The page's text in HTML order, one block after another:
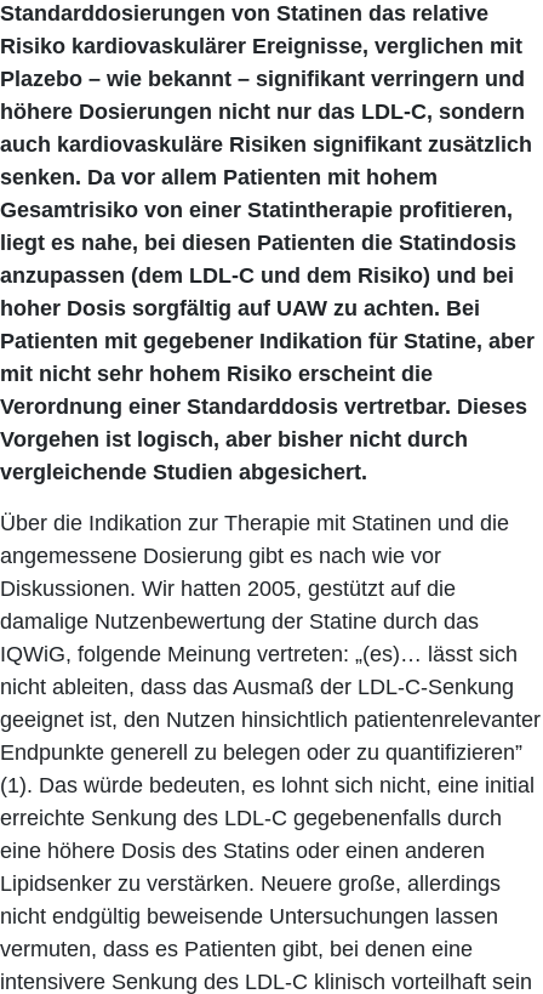
Standarddosierungen von Statinen das relative
Risiko kardiovaskulärer Ereignisse, verglichen mit
Plazebo – wie bekannt – signifikant verringern und
höhere Dosierungen nicht nur das LDL-C, sondern
auch kardiovaskuläre Risiken signifikant zusätzlich
senken. Da vor allem Patienten mit hohem
Gesamtrisiko von einer Statintherapie profitieren,
liegt es nahe, bei diesen Patienten die Statindosis
anzupassen (dem LDL-C und dem Risiko) und bei
hoher Dosis sorgfältig auf UAW zu achten. Bei
Patienten mit gegebener Indikation für Statine, aber
mit nicht sehr hohem Risiko erscheint die
Verordnung einer Standarddosis vertretbar. Dieses
Vorgehen ist logisch, aber bisher nicht durch
vergleichende Studien abgesichert.
Über die Indikation zur Therapie mit Statinen und die
angemessene Dosierung gibt es nach wie vor
Diskussionen. Wir hatten 2005, gestützt auf die
damalige Nutzenbewertung der Statine durch das
IQWiG, folgende Meinung vertreten: „(es)… lässt sich
nicht ableiten, dass das Ausmaß der LDL-C-Senkung
geeignet ist, den Nutzen hinsichtlich patientenrelevanter
Endpunkte generell zu belegen oder zu quantifizieren”
(1). Das würde bedeuten, es lohnt sich nicht, eine initial
erreichte Senkung des LDL-C gegebenenfalls durch
eine höhere Dosis des Statins oder einen anderen
Lipidsenker zu verstärken. Neuere große, allerdings
nicht endgültig beweisende Untersuchungen lassen
vermuten, dass es Patienten gibt, bei denen eine
intensivere Senkung des LDL-C klinisch vorteilhaft sein